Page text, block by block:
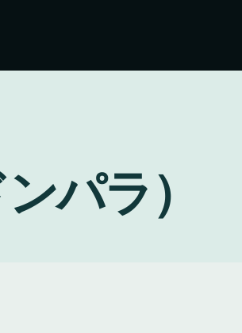
パラ）